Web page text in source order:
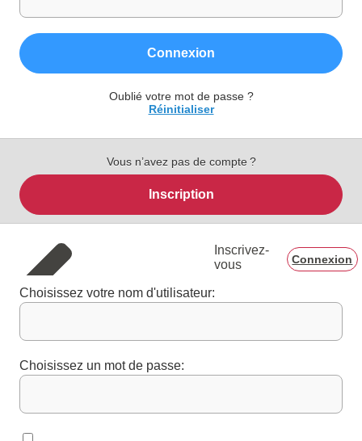
Connexion
Oublié votre mot de passe ?
Réinitialiser
Vous n’avez pas de compte ?
Inscription
Inscrivez-
vous
Connexion
Choisissez votre nom d'utilisateur:
Choisissez un mot de passe: